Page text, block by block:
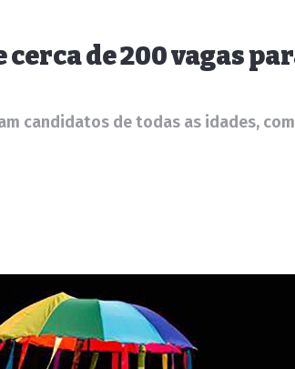
de 200 vagas
candidatos de todas as idades,